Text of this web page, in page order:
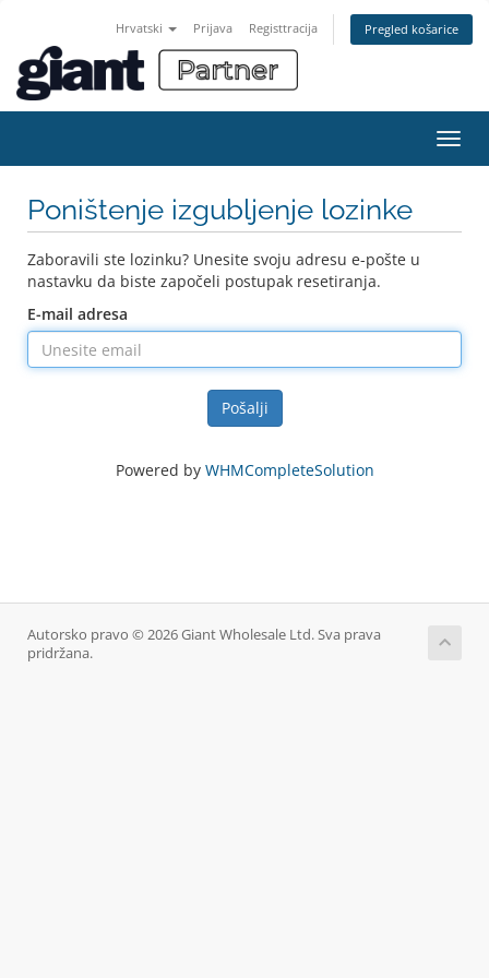
Hrvatski Prijava Registtracija Pregled košarice
Poništenje izgubljenje lozinke
Zaboravili ste lozinku? Unesite svoju adresu e-pošte u
nastavku da biste započeli postupak resetiranja.
E-mail adresa
Pošalji
Powered by WHMCompleteSolution
Autorsko pravo © 2026 Giant Wholesale Ltd. Sva prava
pridržana.